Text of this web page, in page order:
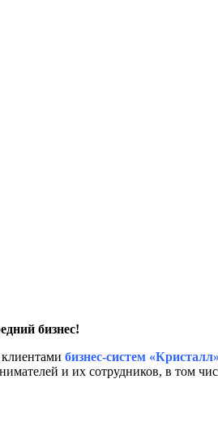
бизнес!
бизнес-систем «Кристалл»
и их сотрудников, в том